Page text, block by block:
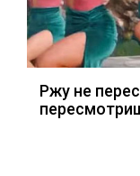
Ржу не